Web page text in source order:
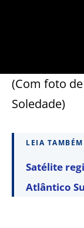
(Com foto
Soledade)
LEIA TAMBÉM
Satélite
Atlântico